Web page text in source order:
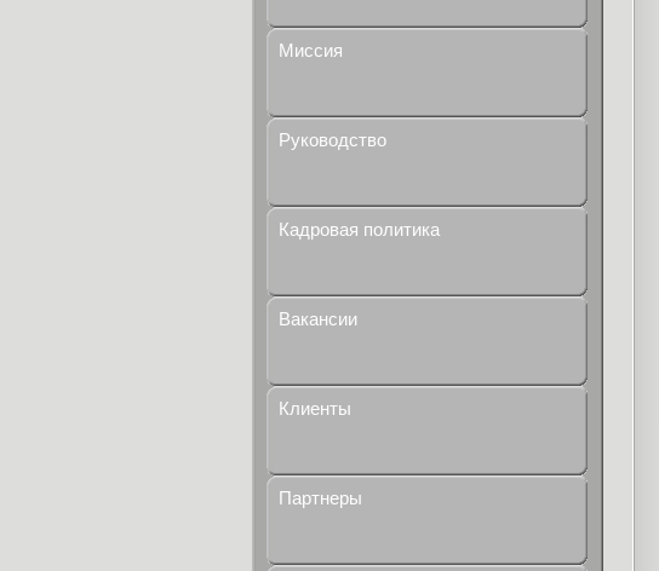
Миссия
Руководство
Кадровая политика
Вакансии
Клиенты
Партнеры